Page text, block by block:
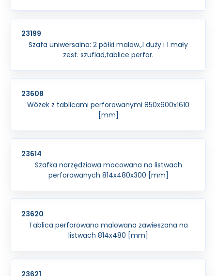
23199
Szafa uniwersalna: 2 półki malow.,1 duży i 1 mały
zest. szuflad,tablice perfor.
23608
Wózek z tablicami perforowanymi 850x600x1610
[mm]
23614
Szafka narzędziowa mocowana na listwach
perforowanych 814x480x300 [mm]
23620
Tablica perforowana malowana zawieszana na
listwach 814x480 [mm]
23621